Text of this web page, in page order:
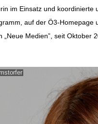
im Einsatz und
auf der Ö3-
„Neue Medien”, seit Oktober